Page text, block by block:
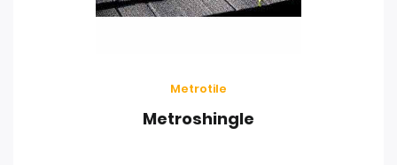
Metrotile
Metroshingle